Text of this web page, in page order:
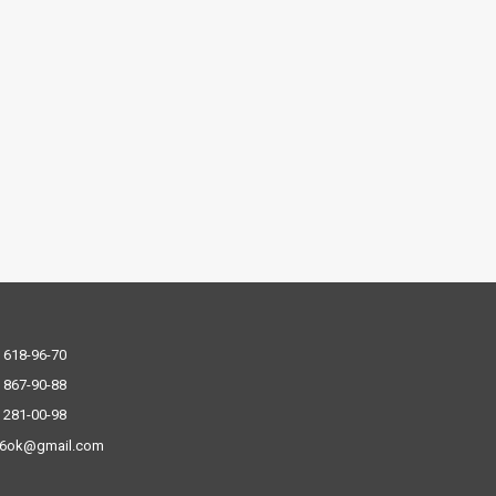
96-70
90-88
00-98